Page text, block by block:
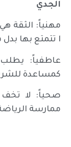
الجدي
مهنياً: الثقة
ا تتمتع بها
عاطفياً:
كمساعدة
صحياً: لا تخف
ممارسة